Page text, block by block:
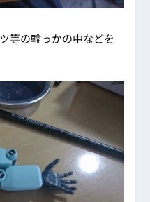
等の輪っかの中などを